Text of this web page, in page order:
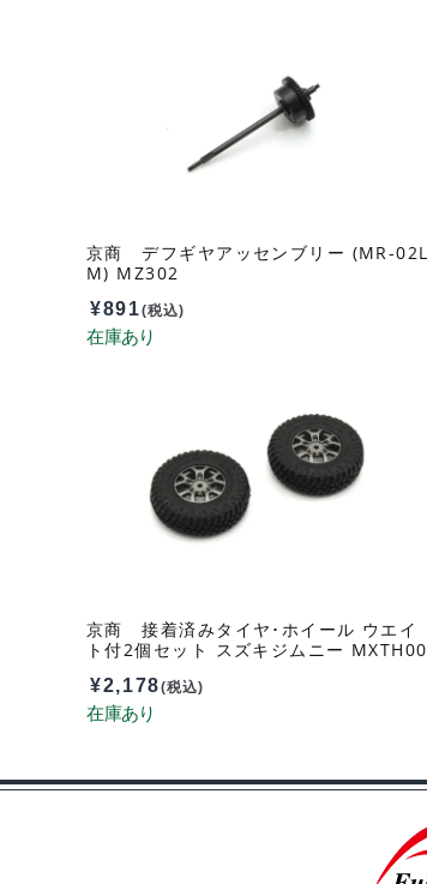
京商 デフギヤアッセンブリー (MR-02L
M) MZ302
¥891(税込)
京商 接着済みタイヤ･ホイール ウエイ
ト付2個セット スズキジムニー MXTH00
¥2,178(税込)